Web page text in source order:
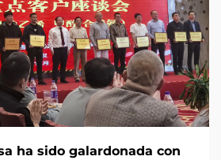
ha sido galardonada con